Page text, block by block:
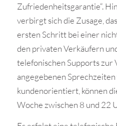
Zufriedenheitsgarantie“.
verbirgt sich die Zusage,
ersten Schritt bei einer
den privaten Verkäufern
telefonischen Supports zur
angegebenen
kundenorientiert, können
Woche zwischen 8 und 22